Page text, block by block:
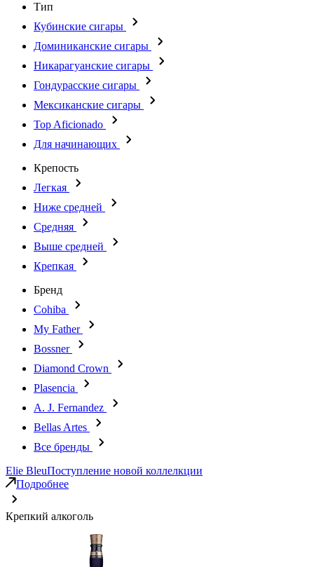
Тип
Кубинские сигары
Доминиканские сигары
Никарагуанские сигары
Гондурасские сигары
Мексиканские сигары
Top Aficionado
Для начинающих
Крепость
Легкая
Ниже средней
Средняя
Выше средней
Крепкая
Бренд
Cohiba
My Father
Bossner
Diamond Crown
Plasencia
A. J. Fernandez
Bellas Artes
Все бренды
Elie BleuПоступление новой коллелкции
Подробнее
Крепкий алкоголь